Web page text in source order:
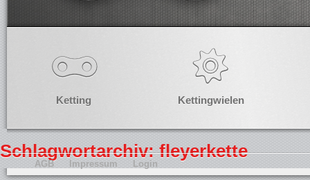
Ketting Kettingwielen
Schlagwortarchiv: fleyerkette
AGB Impressum Login